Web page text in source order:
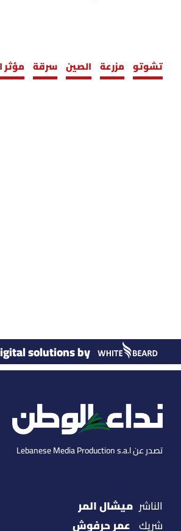
تشوتو مزرعة الصين سرقة مؤثر
solutions by
تصدر عن Lebanese Media Production s.a.l
الناشر ميشال المر
شريك عمر حرفوش